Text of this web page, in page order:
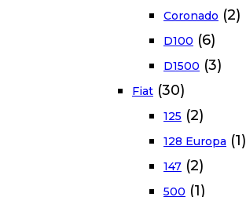
Coronado (2)
D100 (6)
D1500 (3)
Fiat (30)
125 (2)
128 Europa (1)
147 (2)
500 (1)